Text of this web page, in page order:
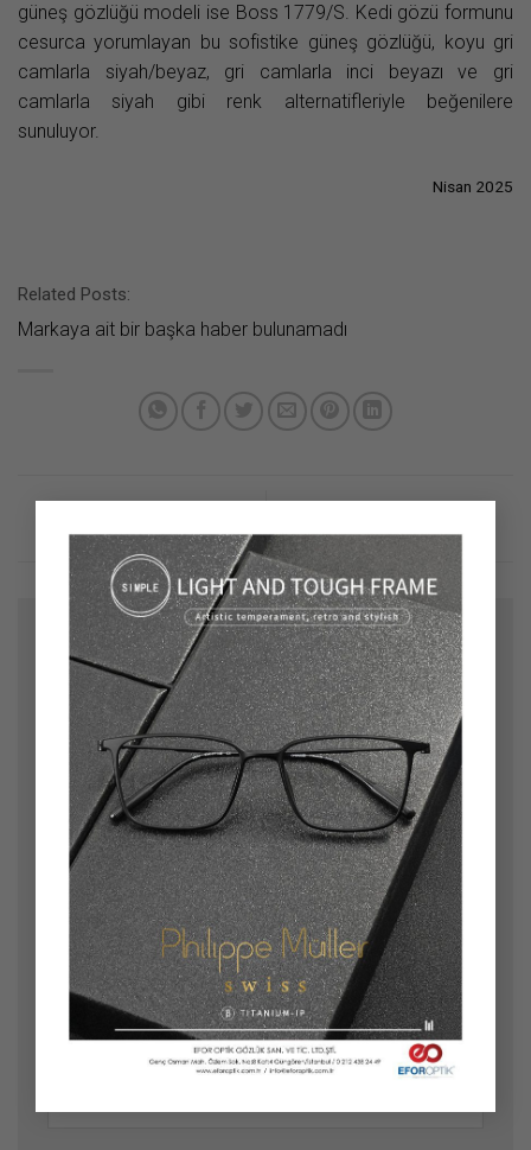
×
güneş gözlüğü modeli ise Boss 1779/S. Kedi gözü formunu
cesurca yorumlayan bu sofistike güneş gözlüğü, koyu gri
camlarla siyah/beyaz, gri camlarla inci beyazı ve gri
camlarla siyah gibi renk alternatifleriyle beğenilere
sunuluyor.
Nisan 2025
Related Posts:
Markaya ait bir başka haber bulunamadı
Bir yanıt yazın
E-posta adresiniz yayınlanmayacak. Gerekli alanlar
ile işaretlenmişlerdir
Yorum*